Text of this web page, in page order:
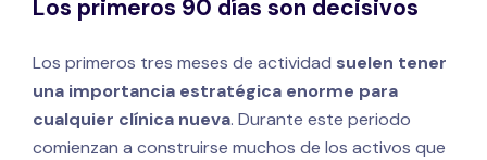
Los primeros 90 días son decisivos
Los primeros tres meses de actividad suelen tener
una importancia estratégica enorme para
cualquier clínica nueva. Durante este periodo
comienzan a construirse muchos de los activos que